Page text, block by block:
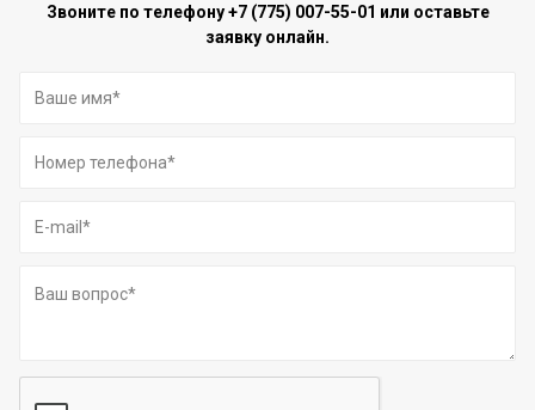
Звоните по телефону+7 (775) 007-55-01 или оставьте
заявку онлайн.